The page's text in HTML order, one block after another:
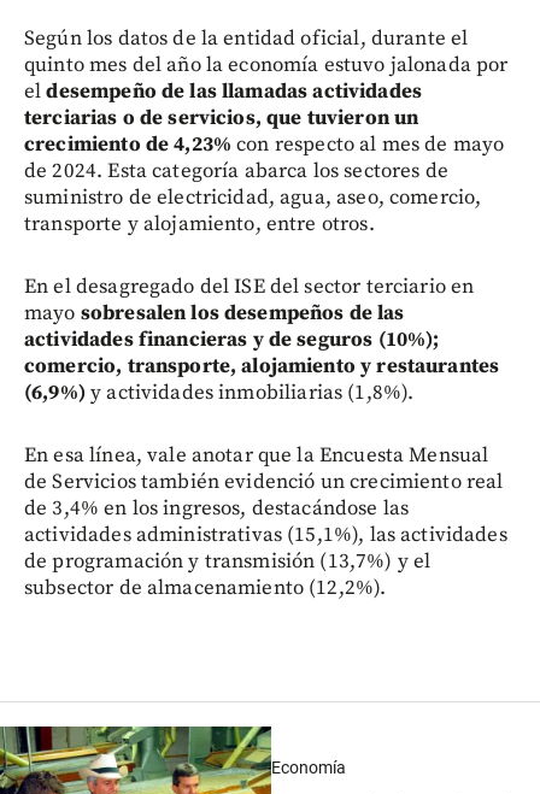
Según los datos de la entidad oficial, durante el
quinto mes del año la economía estuvo jalonada por
eldesempeño de las llamadas actividades
terciarias o de servicios, que tuvieron un
crecimiento de 4,23% con respecto al mes de mayo
de 2024. Esta categoría abarca los sectores de
suministro de electricidad, agua, aseo, comercio,
transporte y alojamiento, entre otros.
En el desagregado del ISE del sector terciario en
mayo sobresalen los desempeños de las
actividades financieras y de seguros (10%);
comercio, transporte, alojamiento y restaurantes
(6,9%)y actividades inmobiliarias (1,8%).
En esa línea, vale anotar que la Encuesta Mensual
de Servicios también evidenció un crecimiento real
de 3,4% en los ingresos, destacándose las
actividades administrativas (15,1%), las actividades
de programación y transmisión (13,7%) y el
subsector de almacenamiento (12,2%).
Economía